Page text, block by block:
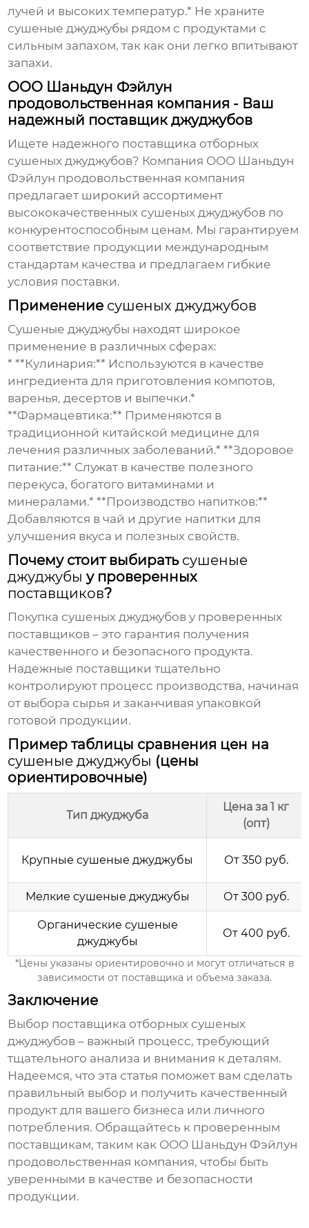
лучей и высоких температур.* Не храните
сушеные джуджубы рядом с продуктами с
сильным запахом, так как они легко впитывают
запахи.
ООО Шаньдун Фэйлун
продовольственная компания - Ваш
надежный поставщик джуджубов
Ищете надежного поставщика отборных
сушеных джуджубов? Компания ООО Шаньдун
Фэйлун продовольственная компания
предлагает широкий ассортимент
высококачественных сушеных джуджубов по
конкурентоспособным ценам. Мы гарантируем
соответствие продукции международным
стандартам качества и предлагаем гибкие
условия поставки.
Применение сушеных джуджубов
Сушеные джуджубы находят широкое
применение в различных сферах:
* **Кулинария:** Используются в качестве
ингредиента для приготовления компотов,
варенья, десертов и выпечки.*
**Фармацевтика:** Применяются в
традиционной китайской медицине для
лечения различных заболеваний.* **Здоровое
питание:** Служат в качестве полезного
перекуса, богатого витаминами и
минералами.* **Производство напитков:**
Добавляются в чай и другие напитки для
улучшения вкуса и полезных свойств.
Почему стоит выбирать сушеные
джуджубы у проверенных
поставщиков?
Покупка сушеных джуджубов у проверенных
поставщиков – это гарантия получения
качественного и безопасного продукта.
Надежные поставщики тщательно
контролируют процесс производства, начиная
от выбора сырья и заканчивая упаковкой
готовой продукции.
Пример таблицы сравнения цен на
сушеные джуджубы (цены
ориентировочные)
Тип джуджуба
Цена за 1 кг
(опт)
Крупныесушеные джуджубы От 350 руб.
Мелкие сушеные джуджубы От 300 руб.
Органические сушеные
джуджубы
От 400 руб.
*Цены указаны ориентировочно и могут отличаться в
зависимости от поставщика и объема заказа.
Заключение
Выбор поставщика отборных сушеных
джуджубов – важный процесс, требующий
тщательного анализа и внимания к деталям.
Надеемся, что эта статья поможет вам сделать
правильный выбор и получить качественный
продукт для вашего бизнеса или личного
потребления. Обращайтесь к проверенным
поставщикам, таким как ООО Шаньдун Фэйлун
продовольственная компания, чтобы быть
уверенными в качестве и безопасности
продукции.